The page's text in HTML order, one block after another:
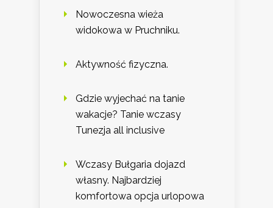
Nowoczesna wieża
widokowa w Pruchniku.
Aktywność fizyczna.
Gdzie wyjechać na tanie
wakacje? Tanie wczasy
Tunezja all inclusive
Wczasy Bułgaria dojazd
własny. Najbardziej
komfortowa opcja urlopowa